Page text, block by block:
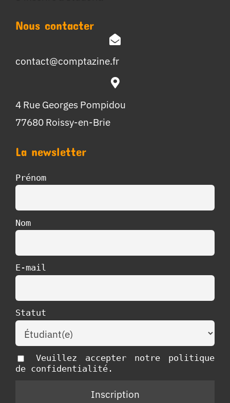
Nous contacter
contact@comptazine.fr
4 Rue Georges Pompidou
77680 Roissy-en-Brie
La newsletter
Prénom
Nom
E-mail
Statut
Veuillez accepter notre politique
de confidentialité.